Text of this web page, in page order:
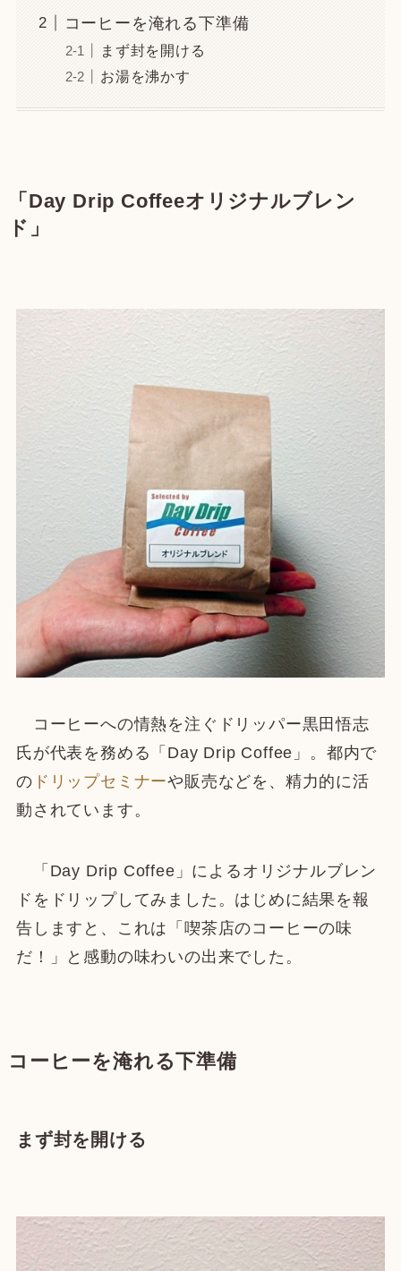
コーヒーを淹れる下準備
まず封を開ける
お湯を沸かす
「Day Drip Coffeeオリジナルブレン
ド」
コーヒーへの情熱を注ぐドリッパー黒田悟志
氏が代表を務める「Day Drip Coffee」。都内で
の ドリップセミナーや販売などを、精力的に活
動されています。
「Day Drip Coffee」によるオリジナルブレン
ドをドリップしてみました。はじめに結果を報
告しますと、これは「喫茶店のコーヒーの味
だ！」と感動の味わいの出来でした。
コーヒーを淹れる下準備
まず封を開ける